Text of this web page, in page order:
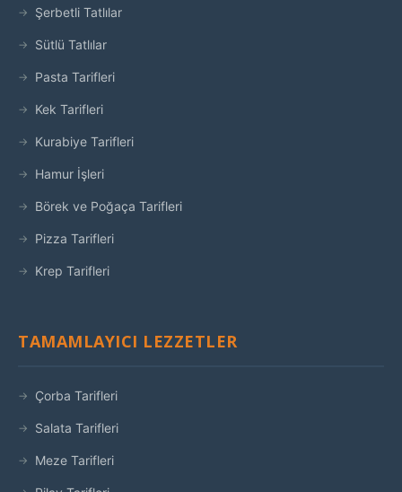
Şerbetli Tatlılar
Sütlü Tatlılar
Pasta Tarifleri
Kek Tarifleri
Kurabiye Tarifleri
Hamur İşleri
Börek ve Poğaça Tarifleri
Pizza Tarifleri
Krep Tarifleri
TAMAMLAYICI LEZZETLER
Çorba Tarifleri
Salata Tarifleri
Meze Tarifleri